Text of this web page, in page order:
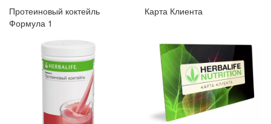
Протеиновый коктейль
Формула 1
Карта Клиента